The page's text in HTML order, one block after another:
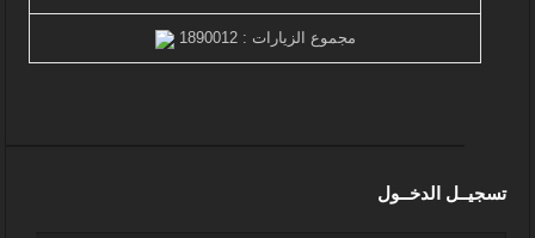
مجموع الزيارات : 1890012
تسجيــل الدخــول